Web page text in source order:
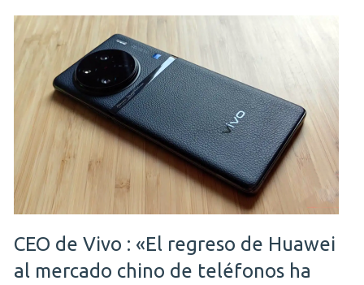
CEO de Vivo : «El regreso de Huawei
al mercado chino de teléfonos ha